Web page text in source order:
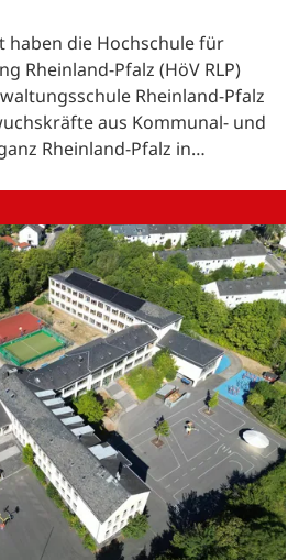
haben die Hochschule für
Rheinland-Pfalz (HöV RLP)
Rheinland-Pfalz
aus Kommunal- und
Rheinland-Pfalz in…